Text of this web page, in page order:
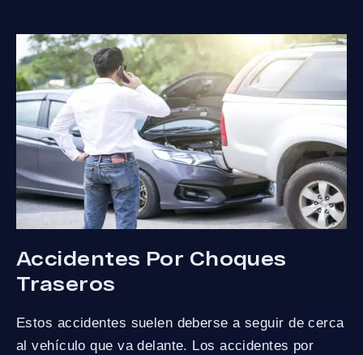
Accidentes Por Choques
Traseros
Estos accidentes suelen deberse a seguir de cerca
al vehículo que va delante. Los accidentes por